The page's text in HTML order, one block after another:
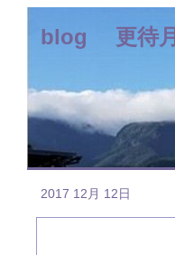
blog 更待月
2017 12月 12日